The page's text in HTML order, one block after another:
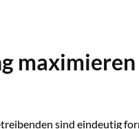
maximieren
sind eindeutig